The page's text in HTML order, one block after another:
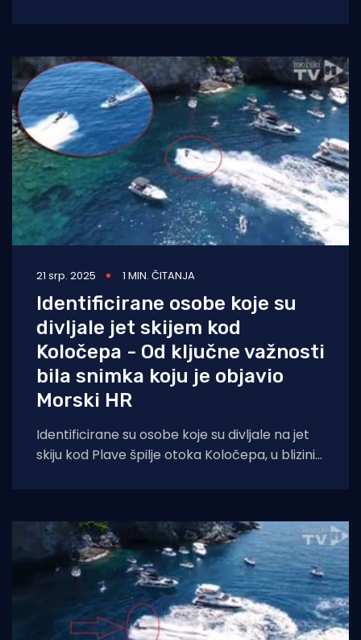
21 srp. 2025 1 MIN. ČITANJA
Identificirane osobe koje su
divljale jet skijem kod
Koločepa - Od ključne važnosti
bila snimka koju je objavio
Morski HR
Identificirane su osobe koje su divljale na jet
skiju kod Plave špilje otoka Koločepa, u blizini